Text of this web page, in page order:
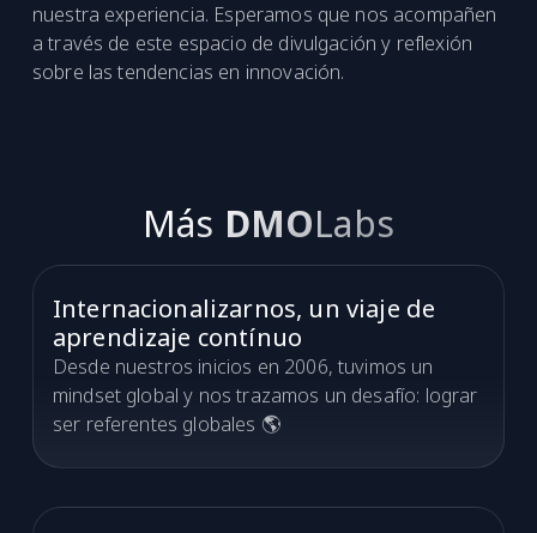
nuestra experiencia. Esperamos que nos acompañen
a través de este espacio de divulgación y reflexión
sobre las tendencias en innovación.
Más DMOLabs
Internacionalizarnos, un viaje de
aprendizaje contínuo
Desde nuestros inicios en 2006, tuvimos un
mindset global y nos trazamos un desafío: lograr
ser referentes globales 🌎